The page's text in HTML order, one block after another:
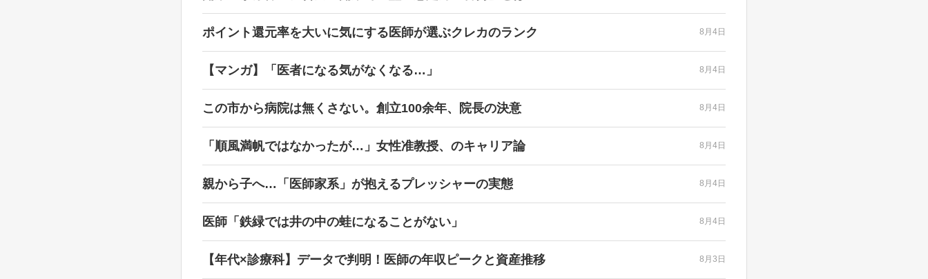
ポイント還元率を大いに気にする医師が選ぶクレカのランク 8月4日
【マンガ】「医者になる気がなくなる…」 8月4日
この市から病院は無くさない。創立100余年、院長の決意 8月4日
「順風満帆ではなかったが…」女性准教授、のキャリア論 8月4日
親から子へ…「医師家系」が抱えるプレッシャーの実態 8月4日
医師「鉄緑では井の中の蛙になることがない」 8月4日
【年代×診療科】データで判明！医師の年収ピークと資産推移 8月3日